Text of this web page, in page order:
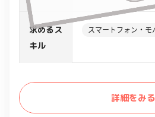
モバイルアプリの
・モバイル版議事
・エンジニア/デ
実装対応
求めるス
キル
スマートフォン・モ
詳細をみる